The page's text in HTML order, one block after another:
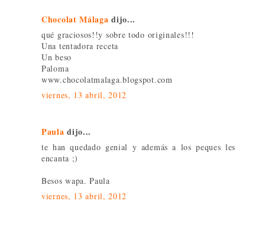
Chocolat Málaga dijo...
qué graciosos!!y sobre todo originales!!!
Una tentadora receta
Un beso
Paloma
www.chocolatmalaga.blogspot.com
viernes, 13 abril, 2012
Paula dijo...
te han quedado genial y además a los peques les
encanta ;)
Besos wapa. Paula
viernes, 13 abril, 2012